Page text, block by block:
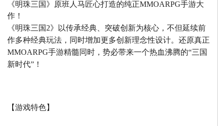
《明珠三国》原班人马匠心打造的纯正MMOARPG手游大
作！
《明珠三国2》以传承经典、突破创新为核心，不但延续前
作多种经典玩法，同时增加更多创新理念性设计。还原真正
MMOARPG手游精髓同时，势必带来一个热血沸腾的“三国
新时代”！
【游戏特色】